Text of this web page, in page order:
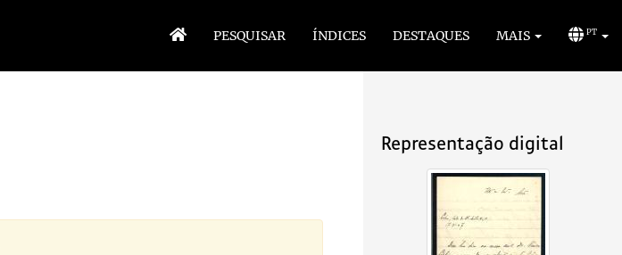
PESQUISAR ÍNDICES DESTAQUES MAIS PT
Representação digital